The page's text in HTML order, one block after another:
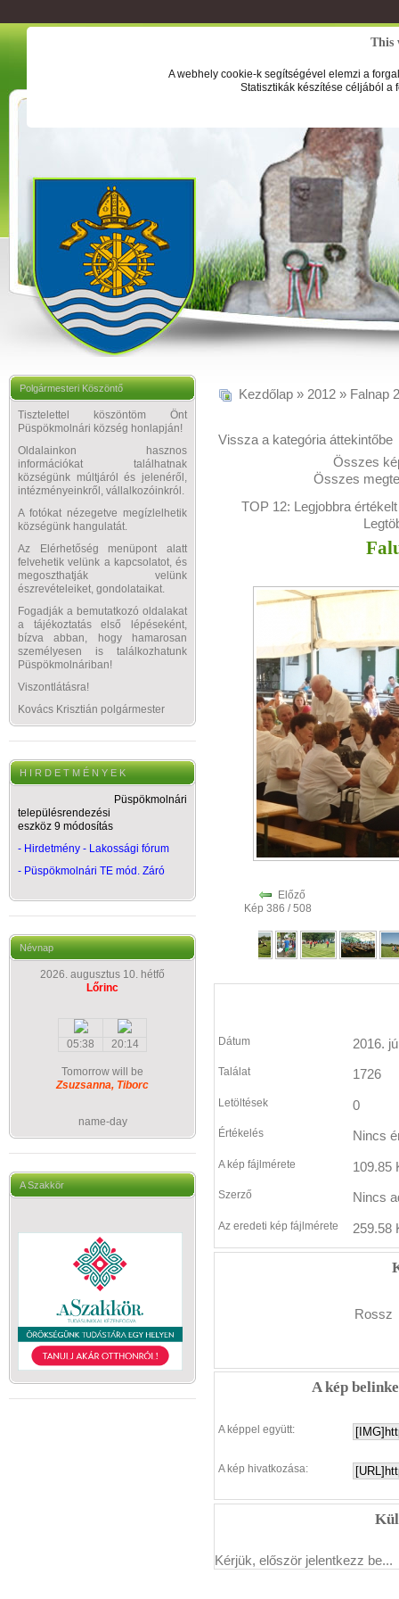
This
A webhely cookie-k segítségével elemzi a
Statisztikák készítése céljából a
Polgármesteri Köszöntő
Tisztelettel köszöntöm Önt
Püspökmolnári község honlapján!
Oldalainkon hasznos
információkat találhatnak
községünk múltjáról és jelenéről,
intézményeinkről, vállalkozóinkról.
A fotókat nézegetve megízlelhetik
községünk hangulatát.
Az Elérhetőség menüpont alatt
felvehetik velünk a kapcsolatot, és
megoszthatják velünk
észrevételeiket, gondolataikat.
Fogadják a bemutatkozó oldalakat
a tájékoztatás első lépéseként,
bízva abban, hogy hamarosan
személyesen is találkozhatunk
Püspökmolnáriban!
Viszontlátásra!
Kovács Krisztián polgármester
H I R D E T M É N Y E K
Püspökmolnári
településrendezési
eszköz 9 módosítás
- Hirdetmény - Lakossági fórum
- Püspökmolnári TE mód. Záró
Névnap
2026. augusztus 10. hétfő
Lőrinc
05:38 20:14
Tomorrow will be
Zsuzsanna, Tiborc
name-day
A Szakkör
Kezdőlap » 2012 » Falnap
Vissza a kategória áttekintőbe
Összes
Összes
TOP 12: Legjobbra értékelt
Előző
Kép 386 / 508
Dátum 2016.
Találat 1726
Letöltések 0
Értékelés Nincs
A kép fájlmérete 109.85
Szerző Nincs
Az eredeti kép fájlmérete 259.58
Rossz
A kép
A képpel együtt:
A kép hivatkozása:
Kérjük, először jelentkezz be...